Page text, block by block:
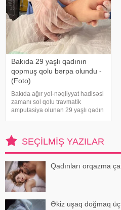
Bakıda 29 yaşlı qadının
qopmuş qolu bərpa olundu -
(Foto)
Bakıda ağır yol-nəqliyyat hadisəsi
zamanı sol qolu travmatik
amputasiya olunan 29 yaşlı qadın
zərərçəkən Səhiyyə Nazirliyi
Akademik M.A.Topçubaşov adına
SEÇILMIŞ YAZILAR
Qadınları orqazma
Əkiz uşaq doğmaq